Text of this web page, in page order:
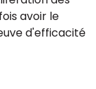
avoir le
d'efficacité